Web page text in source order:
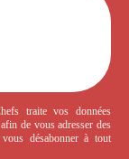
traite vos données
afin de vous adresser des
désabonner à tout